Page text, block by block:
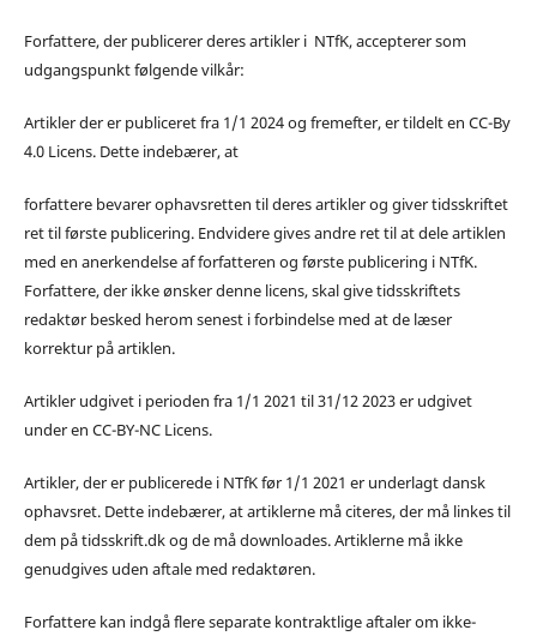
Forfattere, der publicerer deres artikler i NTfK, accepterer som
udgangspunkt følgende vilkår:
Artikler der er publiceret fra 1/1 2024 og fremefter, er tildelt en CC-By
4.0 Licens. Dette indebærer, at
forfattere bevarer ophavsretten til deres artikler og giver tidsskriftet
ret til første publicering. Endvidere gives andre ret til at dele artiklen
med en anerkendelse af forfatteren og første publicering i NTfK.
Forfattere, der ikke ønsker denne licens, skal give tidsskriftets
redaktør besked herom senest i forbindelse med at de læser
korrektur på artiklen.
Artikler udgivet i perioden fra 1/1 2021 til 31/12 2023 er udgivet
under en CC-BY-NC Licens.
Artikler, der er publicerede i NTfK før 1/1 2021 er underlagt dansk
ophavsret. Dette indebærer, at artiklerne må citeres, der må linkes til
dem på tidsskrift.dk og de må downloades. Artiklerne må ikke
genudgives uden aftale med redaktøren.
Forfattere kan indgå flere separate kontraktlige aftaler om ikke-